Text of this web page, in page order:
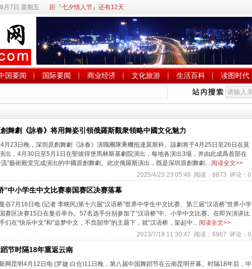
月7日 星期五 距『七夕情人节』还有12天
国要闻 国际要闻 商业经济 文化旅游 生活百科 读图时代
舞劇《詠春》将用舞姿引領俄羅斯觀衆領略中國文化魅力
月23日晚，深圳原創舞劇《詠春》演職團隊乘機抵達莫斯科。該劇将于4月25日至26日在莫
出，4月30日至5月1日在聖彼得堡馬林斯基劇院演出，每地各演出3場，并由此成爲首部在
流”藝術殿堂完成演出的中國原創舞劇。此次俄羅斯演出，既是深圳原創舞劇... 阅读全文>>
2025/4/23 23:05:49 阅读：8873 评论：0
”中小学生中文比赛泰国赛区决赛落幕
谷7月16日电 (记者 李映民)第十六届“汉语桥”世界中学生中文比赛、第三届“汉语桥”世界小学
赛区决赛15日在曼谷举办。57名选手分别参加了“汉语桥”中、小学中文比赛。在即兴演讲比
们在“快乐中文”和“追梦中文，不负韶华”的主题下，就“汉语桥，架起中... 阅读全文>>
2023/7/19 11:30:47 阅读：6967 评论：0
节时隔18年重返云南
昆明4月12日电 (罗婕 白合)11日晚，第八届中国舞蹈节在云南昆明开幕。时隔18年后，中